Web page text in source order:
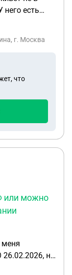
него есть
и
в свой
г. Москва
что
или можно
меня
26.02.2026, но
и есть